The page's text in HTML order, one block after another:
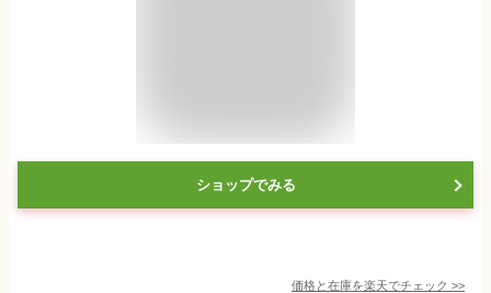
ショップでみる
価格と在庫を楽天でチェック >>